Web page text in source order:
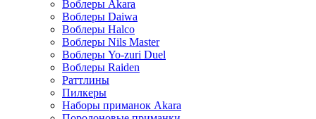
Воблеры Akara
Воблеры Daiwa
Воблеры Halco
Воблеры Nils Master
Воблеры Yo-zuri Duel
Воблеры Raiden
Раттлины
Пилкеры
Наборы приманок Akara